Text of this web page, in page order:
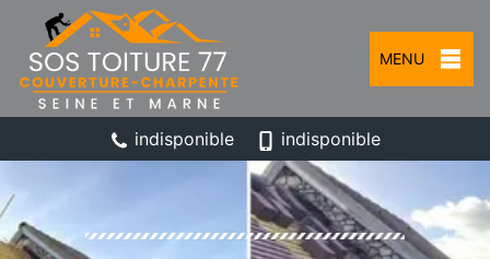
MENU
indisponible indisponible